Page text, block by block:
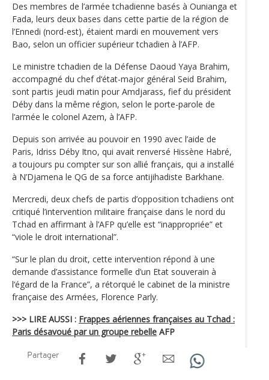
Des membres de l’armée tchadienne basés à Ounianga et
Fada, leurs deux bases dans cette partie de la région de
l’Ennedi (nord-est), étaient mardi en mouvement vers
Bao, selon un officier supérieur tchadien à l’AFP.
Le ministre tchadien de la Défense Daoud Yaya Brahim,
accompagné du chef d‘état-major général Seid Brahim,
sont partis jeudi matin pour Amdjarass, fief du président
Déby dans la même région, selon le porte-parole de
l’armée le colonel Azem, à l’AFP.
Depuis son arrivée au pouvoir en 1990 avec l’aide de
Paris, Idriss Déby Itno, qui avait renversé Hissène Habré,
a toujours pu compter sur son allié français, qui a installé
à N’Djamena le QG de sa force antijihadiste Barkhane.
Mercredi, deux chefs de partis d’opposition tchadiens ont
critiqué l’intervention militaire française dans le nord du
Tchad en affirmant à l’AFP qu’elle est “inappropriée” et
“viole le droit international”.
“Sur le plan du droit, cette intervention répond à une
demande d’assistance formelle d’un Etat souverain à
l‘égard de la France”, a rétorqué le cabinet de la ministre
française des Armées, Florence Parly.
>>> LIRE AUSSI : Frappes aériennes françaises au Tchad :
Paris désavoué par un groupe rebelle AFP
Partager